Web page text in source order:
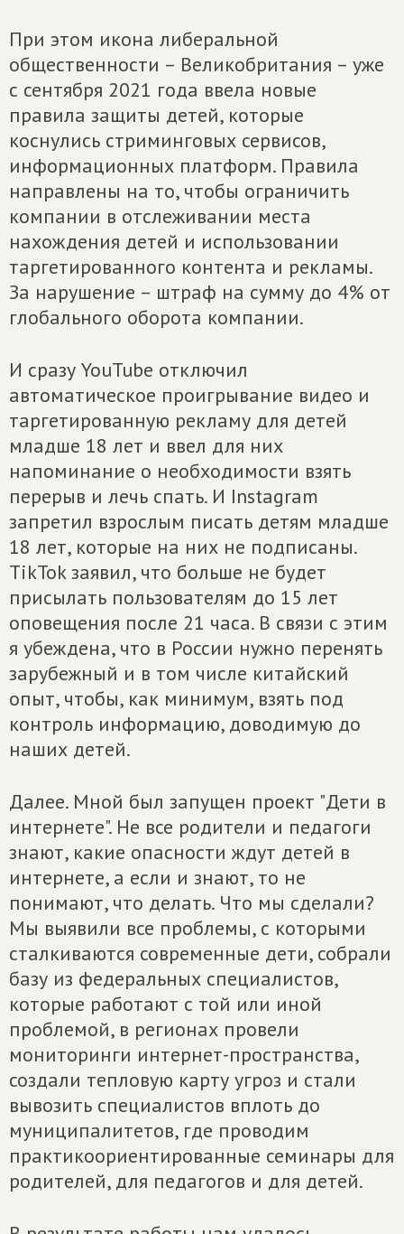
При этом икона либеральной
общественности – Великобритания – уже
с сентября 2021 года ввела новые
правила защиты детей, которые
коснулись стриминговых сервисов,
информационных платформ. Правила
направлены на то, чтобы ограничить
компании в отслеживании места
нахождения детей и использовании
таргетированного контента и рекламы.
За нарушение – штраф на сумму до 4% от
глобального оборота компании.
И сразу YouTube отключил
автоматическое проигрывание видео и
таргетированную рекламу для детей
младше 18 лет и ввел для них
напоминание о необходимости взять
перерыв и лечь спать. И Instagram
запретил взрослым писать детям младше
18 лет, которые на них не подписаны.
TikTok заявил, что больше не будет
присылать пользователям до 15 лет
оповещения после 21 часа. В связи с этим
я убеждена, что в России нужно перенять
зарубежный и в том числе китайский
опыт, чтобы, как минимум, взять под
контроль информацию, доводимую до
наших детей.
Далее. Мной был запущен проект "Дети в
интернете". Не все родители и педагоги
знают, какие опасности ждут детей в
интернете, а если и знают, то не
понимают, что делать. Что мы сделали?
Мы выявили все проблемы, с которыми
сталкиваются современные дети, собрали
базу из федеральных специалистов,
которые работают с той или иной
проблемой, в регионах провели
мониторинги интернет-пространства,
создали тепловую карту угроз и стали
вывозить специалистов вплоть до
муниципалитетов, где проводим
практикоориентированные семинары для
родителей, для педагогов и для детей.